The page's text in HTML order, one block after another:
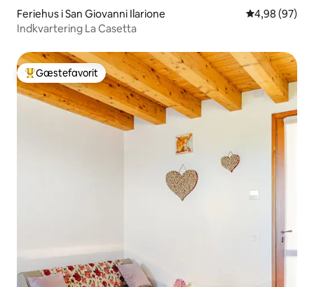
Feriehus i San Giovanni Ilarione 4,98 ud af 5 i
4,98 (97)
Indkvartering La Casetta
Bedste gæstefavorit
Gæstefavorit